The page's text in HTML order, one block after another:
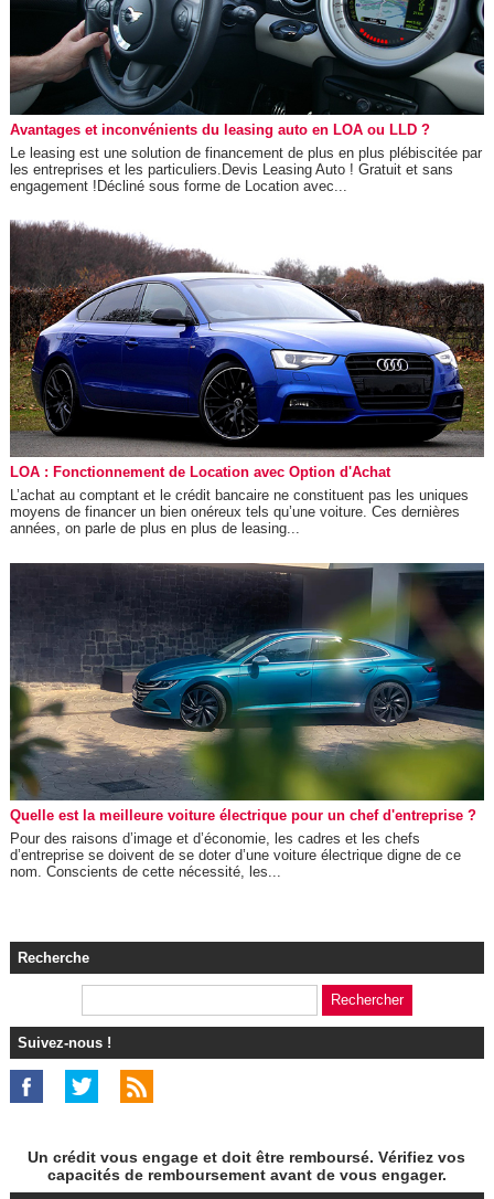
Avantages et inconvénients du leasing auto en LOA ou LLD ?
Le leasing est une solution de financement de plus en plus plébiscitée par
les entreprises et les particuliers.Devis Leasing Auto ! Gratuit et sans
engagement !Décliné sous forme de Location avec...
LOA : Fonctionnement de Location avec Option d'Achat
L’achat au comptant et le crédit bancaire ne constituent pas les uniques
moyens de financer un bien onéreux tels qu’une voiture. Ces dernières
années, on parle de plus en plus de leasing...
Quelle est la meilleure voiture électrique pour un chef d'entreprise ?
Pour des raisons d’image et d’économie, les cadres et les chefs
d’entreprise se doivent de se doter d’une voiture électrique digne de ce
nom. Conscients de cette nécessité, les...
Recherche
Suivez-nous !
Un crédit vous engage et doit être remboursé. Vérifiez vos
capacités de remboursement avant de vous engager.